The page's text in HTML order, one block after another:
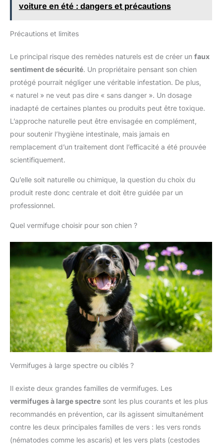
brillant d’origine à la
(granulométrie), notre terre de diatomée est conçue pour
limiter la poussière. Ainsi elle vous offre, à vous et vos
masque est conseillé lorsque vous manipulez de la
soins, en Auvergne Rhône-Alpes, la terre de diatomée
sac, sachet zip) de 300 grammes à 25 kilos pour mieux
convenir à vos besoins. Un produit écologique 100%
français, pour vous offrir une qualité optimale au
quotidien.
voiture en été : dangers et précautions
Précautions et limites
Le principal risque des remèdes naturels est de créer un faux
sentiment de sécurité. Un propriétaire pensant son chien
protégé pourrait négliger une véritable infestation. De plus,
« naturel » ne veut pas dire « sans danger ». Un dosage
inadapté de certaines plantes ou produits peut être toxique.
L’approche naturelle peut être envisagée en complément,
pour soutenir l’hygiène intestinale, mais jamais en
remplacement d’un traitement dont l’efficacité a été prouvée
scientifiquement.
Qu’elle soit naturelle ou chimique, la question du choix du
produit reste donc centrale et doit être guidée par un
professionnel.
Quel vermifuge choisir pour son chien ?
Vermifuges à large spectre ou ciblés ?
Il existe deux grandes familles de vermifuges. Les
vermifuges à large spectre sont les plus courants et les plus
recommandés en prévention, car ils agissent simultanément
contre les deux principales familles de vers : les vers ronds
(nématodes comme les ascaris) et les vers plats (cestodes